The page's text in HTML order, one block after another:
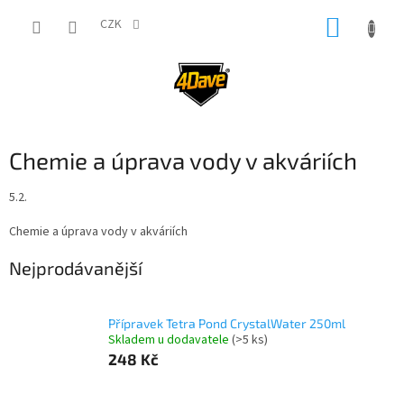
CZK
Chemie a úprava vody v akváriích
5.2.
Chemie a úprava vody v akváriích
Nejprodávanější
Přípravek Tetra Pond CrystalWater 250ml
Skladem u dodavatele (>5 ks)
248 Kč